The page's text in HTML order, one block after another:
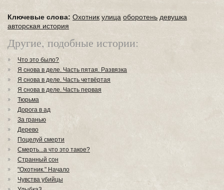
Ключевые слова: Охотник улица оборотень девушка
авторская история
Другие, подобные истории:
Что это было?
Я снова в деле. Часть пятая. Развязка
Я снова в деле. Часть четвёртая
Я снова в деле. Часть первая
Тюрьма
Дорога в ад
За гранью
Дерево
Поцелуй смерти
Смерть...а что это такое?
Странный сон
"Охотник." Начало
Чувства убийцы